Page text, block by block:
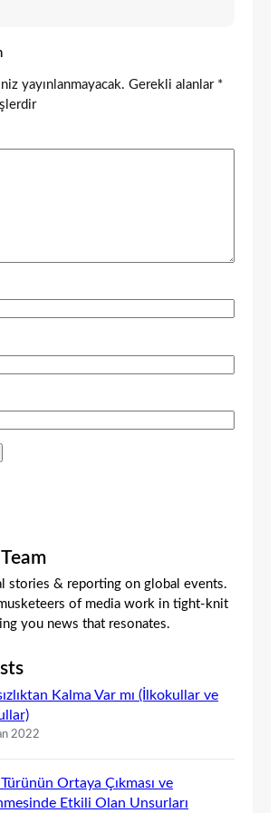
yayınlanmayacak. Gerekli alanlar *
stories & reporting on global events.
of media work in tight-knit
you news that resonates.
Kalma Var mı (İlkokullar ve
2022
Ortaya Çıkması ve
Etkili Olan Unsurları